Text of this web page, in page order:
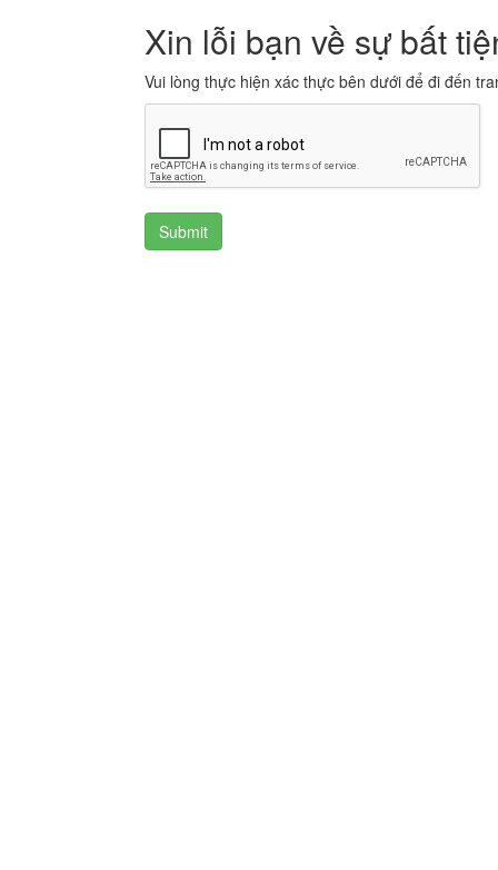
Xin lỗi bạn về sự bất
Vui lòng thực hiện xác thực bên dưới để đi đến